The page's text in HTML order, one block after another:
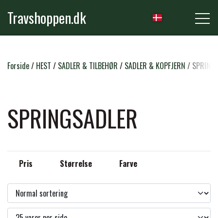
Travshoppen.dk
NYHEDER
HEST
TRENSER & TILBEHØR
SADLER & TILBEHØR
RYTTER
TRØJER, BLUSER & T-SHIRTS
PLEJE & STALD
STRIGLER & TILBEHØR
Forside HEST SADLER & TILBEHØR SADLER & KOPFJERN
SPRINGSADLER
Pris Størrelse Farve